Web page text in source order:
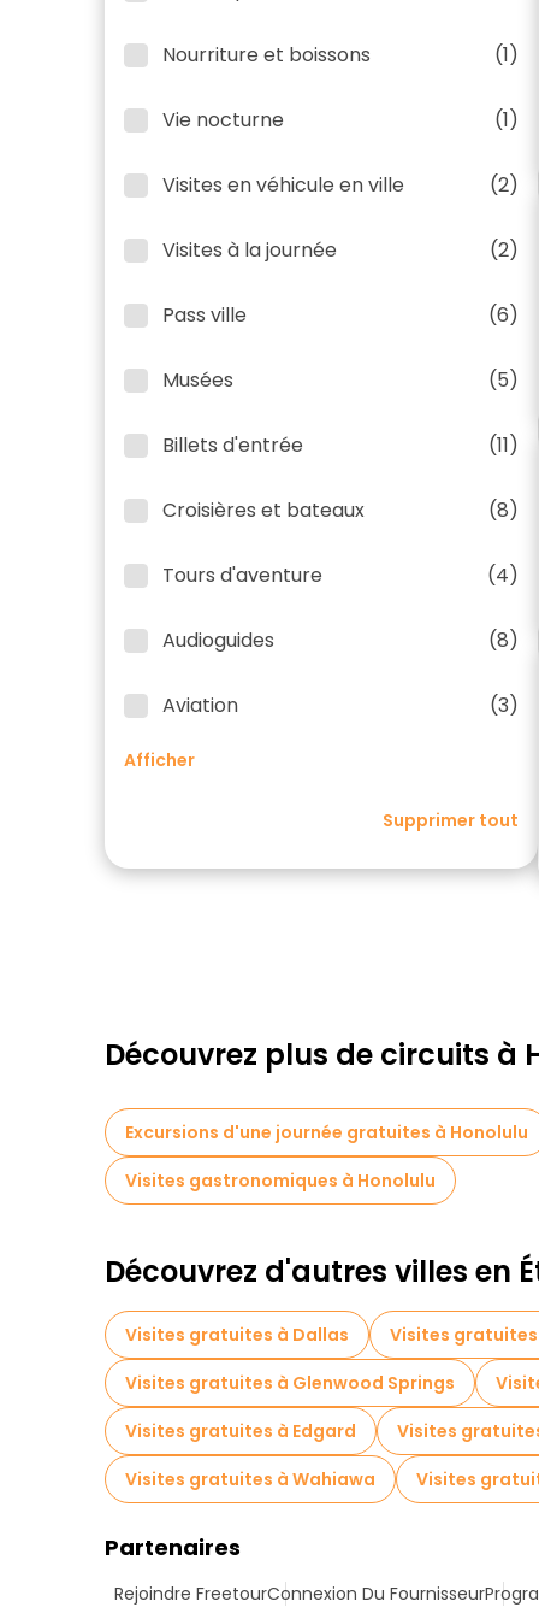
Nourriture et boissons (1)
Vie nocturne (1)
Visites en véhicule en ville (2)
Visites à la journée (2)
Pass ville (6)
Musées (5)
Billets d'entrée (11)
Croisières et bateaux (8)
Tours d'aventure (4)
Audioguides (8)
Aviation (3)
Afficher
Supprimer tout
Découvrez plus de circuits à
Excursions d'une journée gratuites à Honolulu
Visites gastronomiques à Honolulu
Découvrez d'autres villes en
Visites gratuites à Dallas
Visites gratuites
Visites gratuites à Glenwood Springs
Visites gratuites à Edgard
Visites
Visites gratuites à Wahiawa
Visites
Partenaires
Rejoindre FreetourConnexion Du Fournisseur